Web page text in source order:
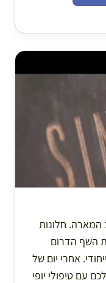
המארה. חלונות
השף הדרום
אחרי יום של
עם טיפולי יופי